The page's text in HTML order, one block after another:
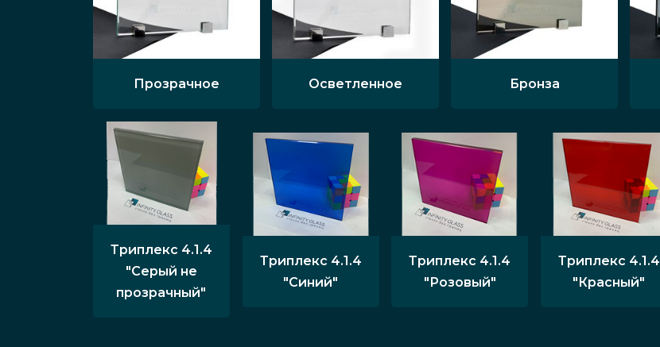
Прозрачное Осветленное Бронза
Триплекс 4.1.4
"Серый не
прозрачный"
Триплекс 4.1.4
"Синий"
Триплекс 4.1.4
"Розовый"
Триплекс 4.1.4
"Красный"